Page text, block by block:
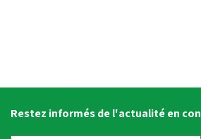
Restez informés de l'actualité en